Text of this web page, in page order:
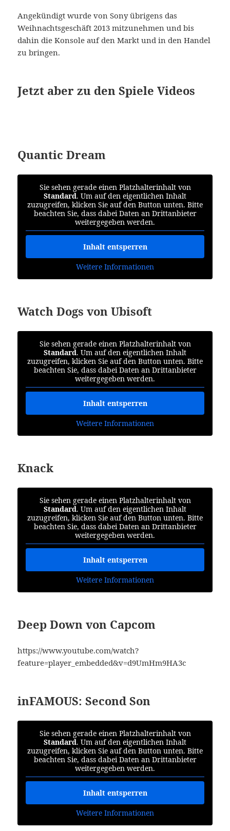
Angekündigt wurde von Sony übrigens das
Weihnachtsgeschäft 2013 mitzunehmen und bis
dahin die Konsole auf den Markt und in den Handel
zu bringen.
Jetzt aber zu den Spiele Videos
Quantic Dream
Sie sehen gerade einen Platzhalterinhalt von
Standard. Um auf den eigentlichen Inhalt
zuzugreifen, klicken Sie auf den Button unten. Bitte
beachten Sie, dass dabei Daten an Drittanbieter
weitergegeben werden.
Inhalt entsperren
Weitere Informationen
Watch Dogs von Ubisoft
Sie sehen gerade einen Platzhalterinhalt von
Standard. Um auf den eigentlichen Inhalt
zuzugreifen, klicken Sie auf den Button unten. Bitte
beachten Sie, dass dabei Daten an Drittanbieter
weitergegeben werden.
Inhalt entsperren
Weitere Informationen
Knack
Sie sehen gerade einen Platzhalterinhalt von
Standard. Um auf den eigentlichen Inhalt
zuzugreifen, klicken Sie auf den Button unten. Bitte
beachten Sie, dass dabei Daten an Drittanbieter
weitergegeben werden.
Inhalt entsperren
Weitere Informationen
Deep Down von Capcom
https://www.youtube.com/watch?
feature=player_embedded&v=d9UmHm9HA3c
inFAMOUS: Second Son
Sie sehen gerade einen Platzhalterinhalt von
Standard. Um auf den eigentlichen Inhalt
zuzugreifen, klicken Sie auf den Button unten. Bitte
beachten Sie, dass dabei Daten an Drittanbieter
weitergegeben werden.
Inhalt entsperren
Weitere Informationen